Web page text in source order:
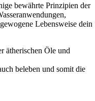
bewährte Prinzipien der
Lebensweise dein
ätherischen Öle und
beleben und somit die